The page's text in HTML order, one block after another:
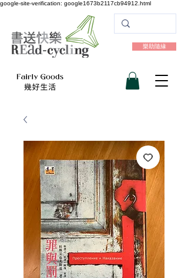
google-site-verification: google1673b2117cb94912.html
樂助隨緣